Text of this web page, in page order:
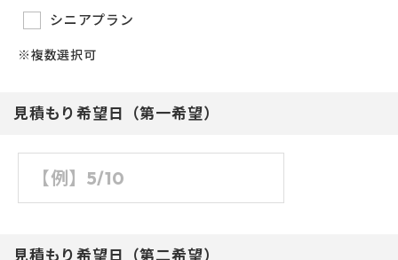
シニアプラン
※複数選択可
見積もり希望日（第一希望）
見積もり希望日（第二希望）